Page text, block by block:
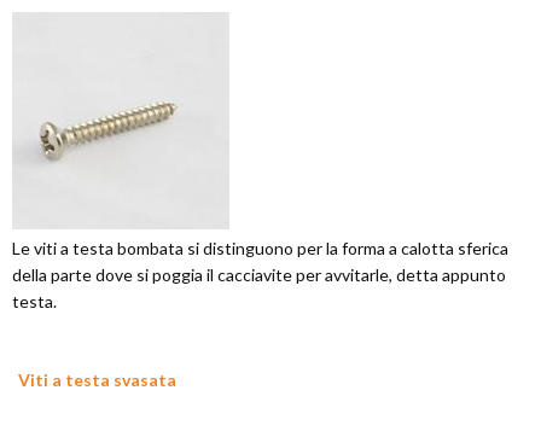
Le viti a testa bombata si distinguono per la forma a calotta sferica
della parte dove si poggia il cacciavite per avvitarle, detta appunto
testa.
Viti a testa svasata